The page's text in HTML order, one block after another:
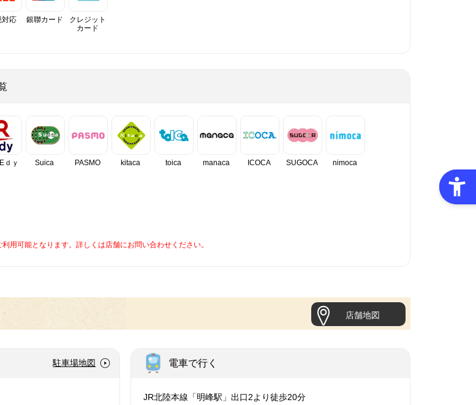
対応 銀聯カード
クレジット
カード
ｄｙ Suica PASMO kitaca toica manaca ICOCA SUGOCA nimoca
用可能となります。詳しくは店舗にお問い合わせください。
店舗地図
駐車場地図 電車で行く
JR北陸本線「明峰駅」出口2より徒歩20分